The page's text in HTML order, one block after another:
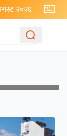
२०२६